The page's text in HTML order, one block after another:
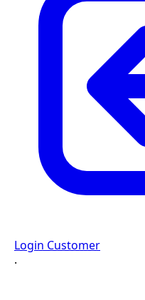
Login Customer
·